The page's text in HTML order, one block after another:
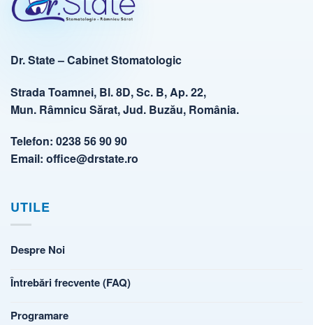
Dr. State – Cabinet Stomatologic
Strada Toamnei, Bl. 8D, Sc. B, Ap. 22,
Mun. Râmnicu Sărat, Jud. Buzău, România.
Telefon: 0238 56 90 90
Email: office@drstate.ro
UTILE
Despre Noi
Întrebări frecvente (FAQ)
Programare